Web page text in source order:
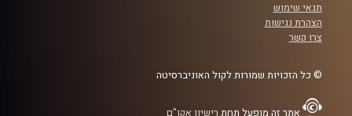
תנאי שימוש
הצהרת נגישות
צרו קשר
© כל הזכויות שמורות לקול האוניברסיטה
אתר זה מופעל תחת רישיון אקו"ם